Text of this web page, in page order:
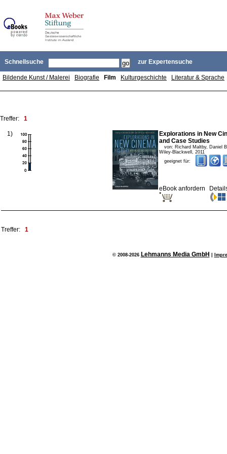
Schnellsuche zur Expertensuche
Bildende Kunst / Malerei Biografie Film Kulturgeschichte Literatur & Sprache
Treffer: 1
1)
Explorations in New
and Case Studies
von: Richard Maltby, Daniel
Wiley-Blackwell , 2011
geeignet für:
eBook anfordern
Treffer: 1
© 2008-2026 Lehmanns Media GmbH